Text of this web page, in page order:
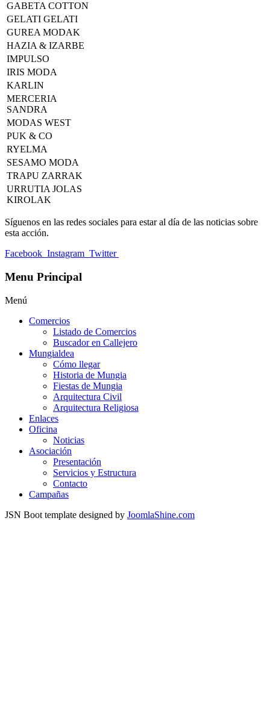
GABETA COTTON
GELATI GELATI
GUREA MODAK
HAZIA & IZARBE
IMPULSO
IRIS MODA
KARLIN
MERCERIA
SANDRA
MODAS WEST
PUK & CO
RYELMA
SESAMO MODA
TRAPU ZARRAK
URRUTIA JOLAS
KIROLAK
Síguenos en las redes sociales para estar al día de las noticias sobre
esta acción.
Facebook Instagram Twitter
Menu Principal
Menú
Comercios
Listado de Comercios
Buscador en Callejero
Mungialdea
Cómo llegar
Historia de Mungia
Fiestas de Mungia
Arquitectura Civil
Arquitectura Religiosa
Enlaces
Oficina
Noticias
Asociación
Presentación
Servicios y Estructura
Contacto
Campañas
JSN Boot template designed by JoomlaShine.com